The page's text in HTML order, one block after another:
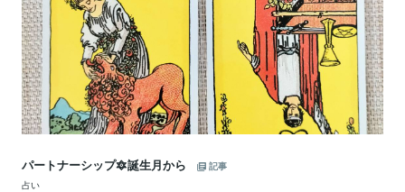
パートナーシップ🔯誕生月から
記事
占い